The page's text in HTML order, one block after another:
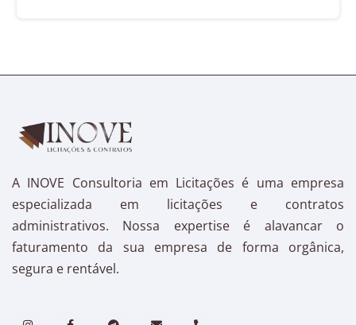
A INOVE Consultoria em Licitações é uma empresa
especializada em licitações e contratos
administrativos. Nossa expertise é alavancar o
faturamento da sua empresa de forma orgânica,
segura e rentável.